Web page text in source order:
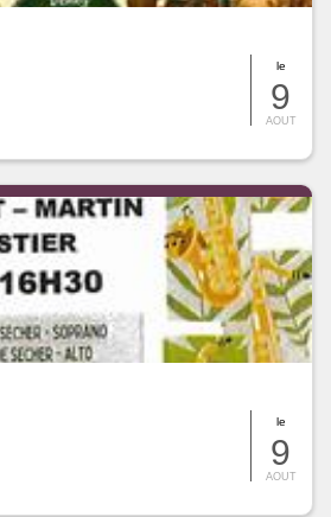
le
9
AOUT
le
9
AOUT